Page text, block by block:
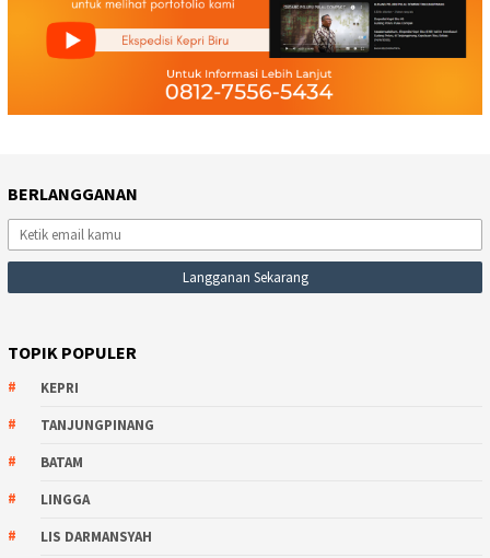
BERLANGGANAN
TOPIK POPULER
KEPRI
TANJUNGPINANG
BATAM
LINGGA
LIS DARMANSYAH